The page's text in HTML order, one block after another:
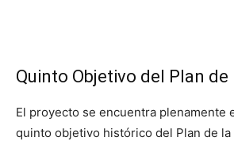
Quinto Objetivo del Plan de
El proyecto se encuentra plenamente
quinto objetivo histórico del Plan de la